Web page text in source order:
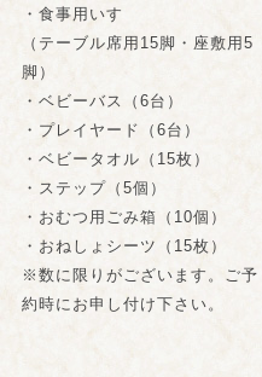
・食事用いす
（テーブル席用15脚・座敷用5
脚）
・ベビーバス（6台）
・プレイヤード（6台）
・ベビータオル（15枚）
・ステップ（5個）
・おむつ用ごみ箱（10個）
・おねしょシーツ（15枚）
※数に限りがございます。ご予
約時にお申し付け下さい。